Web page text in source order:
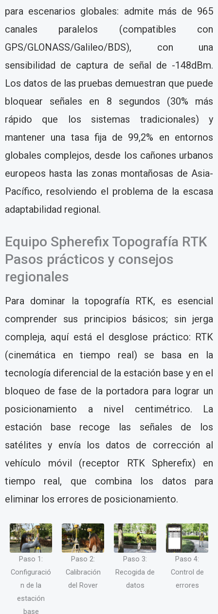
para escenarios globales: admite más de 965
canales paralelos (compatibles con
GPS/GLONASS/Galileo/BDS), con una
sensibilidad de captura de señal de -148dBm.
Los datos de las pruebas demuestran que puede
bloquear señales en 8 segundos (30% más
rápido que los sistemas tradicionales) y
mantener una tasa fija de 99,2% en entornos
globales complejos, desde los cañones urbanos
europeos hasta las zonas montañosas de Asia-
Pacífico, resolviendo el problema de la escasa
adaptabilidad regional.
Equipo Spherefix Topografía RTK
Pasos prácticos y consejos
regionales
Para dominar la topografía RTK, es esencial
comprender sus principios básicos; sin jerga
compleja, aquí está el desglose práctico: RTK
(cinemática en tiempo real) se basa en la
tecnología diferencial de la estación base y en el
bloqueo de fase de la portadora para lograr un
posicionamiento a nivel centimétrico. La
estación base recoge las señales de los
satélites y envía los datos de corrección al
vehículo móvil (receptor RTK Spherefix) en
tiempo real, que combina los datos para
eliminar los errores de posicionamiento.
Paso 1:
Configuració
n de la
estación
base
Paso 2:
Calibración
del Rover
Paso 3:
Recogida de
datos
Paso 4:
Control de
errores